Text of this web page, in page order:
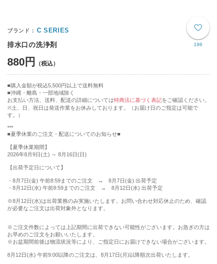
196
C SERIES
排水口の洗浄剤
880円
購入金額が税込5,500円以上で送料無料
沖縄・離島・一部地域除く
お支払い方法、送料、配送の詳細については特商法に基づく表記をご確認ください。
※土、日、祝日は発送作業をお休みしております。（お届け日のご指定は可能で
す。）
***
■夏季休業のご注文・配送についてのお知らせ■
【夏季休業期間】
2026年8月9日(土) ～ 8月16日(日)
【出荷予定日について】
・8月7日(金) 午前8:59までのご注文 → 8月7日(金) 出荷予定
・8月12日(水) 午前8:59までのご注文 → 8月12日(水) 出荷予定
※8月12日(水)は出荷業務のみ実施いたします。お問い合わせ対応休止のため、確認
が必要なご注文は出荷対象外となります。
※ご注文件数によっては上記期間に出荷できない可能性がございます。お急ぎの方は
お早めのご注文をお願いいたします。
※お盆期間前後は物流状況等により、ご指定日にお届けできない場合がございます。
8月12日(水) 午前9:00以降のご注文は、8月17日(月)以降順次出荷いたします。